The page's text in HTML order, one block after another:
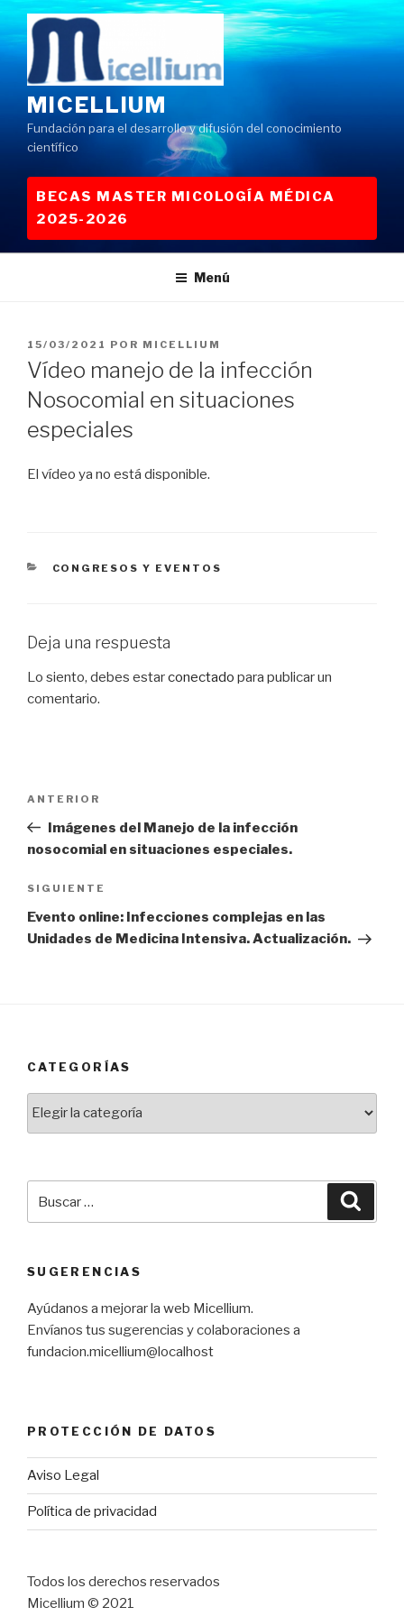
Saltar
al
contenido
MICELLIUM
Fundación para el desarrollo y difusión del conocimiento
científico
BECAS MASTER MICOLOGÍA MÉDICA
2025-2026
Menú
PUBLICADO
EL
15/03/2021 POR MICELLIUM
Vídeo manejo de la infección
Nosocomial en situaciones
especiales
El vídeo ya no está disponible.
CATEGORÍAS
CONGRESOS Y EVENTOS
Deja una respuesta
Lo siento, debes estarconectado para publicar un
comentario.
entradas
Entrada
anterior:
ANTERIOR
Imágenes del Manejo de la infección
nosocomial en situaciones especiales.
Siguiente
entrada
SIGUIENTE
Evento online: Infecciones complejas en las
Unidades de Medicina Intensiva. Actualización.
CATEGORÍAS
por:
SUGERENCIAS
Ayúdanos a mejorar la web Micellium.
Envíanos tus sugerencias y colaboraciones a
fundacion.micellium@localhost
PROTECCIÓN DE DATOS
Aviso Legal
Política de privacidad
Todos los derechos reservados
Micellium © 2021